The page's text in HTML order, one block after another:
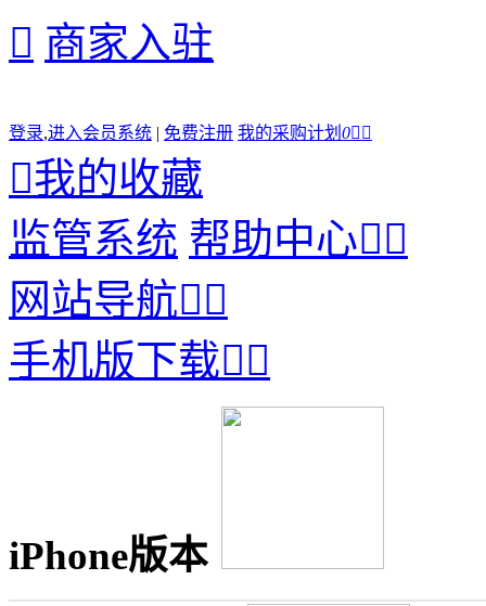
 商家入驻
登录,进入会员系统 | 免费注册 我的采购计划 0 
我的收藏
监管系统 帮助中心
网站导航
手机版下载
iPhone版本